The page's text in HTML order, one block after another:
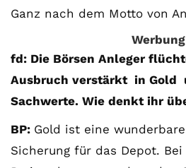
Ganz nach dem Motto von
Werbung
fd: Die Börsen Anleger
Ausbruch verstärkt in Gold
Sachwerte. Wie denkt ihr
BP: Gold ist eine
Sicherung für das Depot.